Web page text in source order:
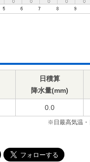
日積算
降水量(mm)
0.0
※日最高気温・